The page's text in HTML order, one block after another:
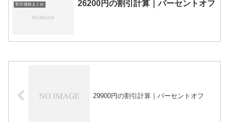
割引価格まとめ 26200円の割引計算｜パーセントオフ
29900円の割引計算｜パーセントオフ